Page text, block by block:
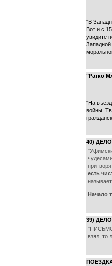
"В
Вот и с
увидите
Западной
"Ратко
"На
войны.
40)
есть
Начало
39) ДЕЛО
"ПИСЬМО
взял, то